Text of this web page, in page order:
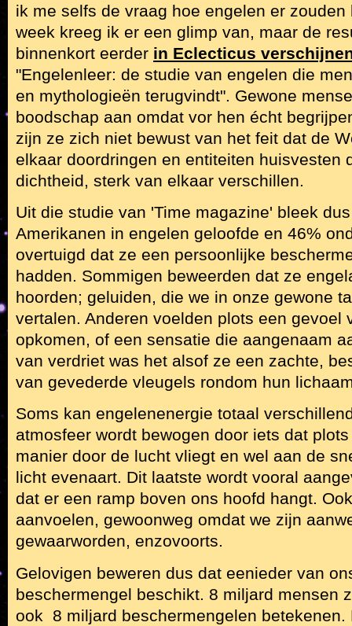
ik me selfs de vraag hoe engelen er
week kreeg ik er een glimp van, maar de
binnenkort eerder in Eclecticus
"Engelenleer: de studie van engelen die
en mythologieën terugvindt". Gewone
boodschap aan omdat vor hen écht
zijn ze zich niet bewust van het feit dat de
elkaar doordringen en entiteiten huisvesten
dichtheid, sterk van elkaar verschillen.
Uit die studie van 'Time magazine' bleek
Amerikanen in engelen geloofde en 46%
overtuigd dat ze een persoonlijke
hadden. Sommigen beweerden dat ze
hoorden; geluiden, die we in onze gewone
vertalen. Anderen voelden plots een gevoel
opkomen, of een sensatie die aangenaam
van verdriet was het alsof ze een zachte,
van gevederde vleugels rondom hun
Soms kan engelenenergie totaal
atmosfeer wordt bewogen door iets dat
manier door de lucht vliegt en wel aan de
licht evenaart. Dit laatste wordt vooral
dat er een ramp boven ons hoofd hangt.
aanvoelen, gewoonweg omdat we zijn
gewaarworden, enzovoorts.
Gelovigen beweren dus dat eenieder van
beschermengel beschikt. 8 miljard mensen
ook 8 miljard beschermengelen betekenen.